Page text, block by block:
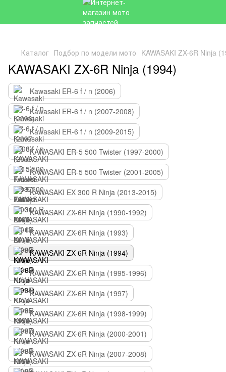
Каталог Подбор по модели мото KAWASAKI ZX-6R Ninja
KAWASAKI ZX-6R Ninja (1994)
Kawasaki ER-6 f / n (2006)
Kawasaki ER-6 f / n (2007-2008)
Kawasaki ER-6 f / n (2009-2015)
KAWASAKI ER-5 500 Twister (1997-2000)
KAWASAKI ER-5 500 Twister (2001-2005)
KAWASAKI EX 300 R Ninja (2013-2015)
KAWASAKI ZX-6R Ninja (1990-1992)
KAWASAKI ZX-6R Ninja (1993)
KAWASAKI ZX-6R Ninja (1994)
KAWASAKI ZX-6R Ninja (1995-1996)
KAWASAKI ZX-6R Ninja (1997)
KAWASAKI ZX-6R Ninja (1998-1999)
KAWASAKI ZX-6R Ninja (2000-2001)
KAWASAKI ZX-6R Ninja (2007-2008)